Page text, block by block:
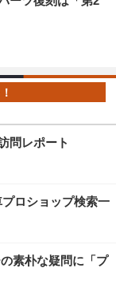
問レポート
ロショップ検索一
素朴な疑問に「プ